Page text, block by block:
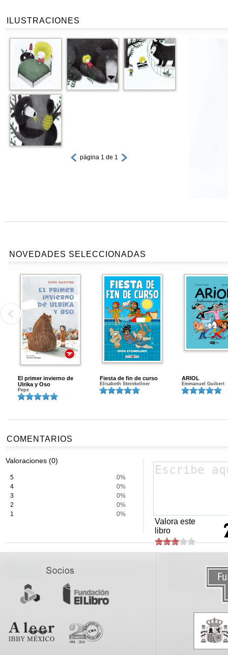
ILUSTRACIONES
página 1 de 1
NOVEDADES SELECCIONADAS
El primer invierno de
Ulrika y Oso
Pepe
Fiesta de fin de curso
Elisabeth Steinkellner
ARIOL
Emmanuel Guibert
COMENTARIOS
Valoraciones (0)
5
0%
4
0%
3
0%
2
0%
1
0%
Valora este
libro